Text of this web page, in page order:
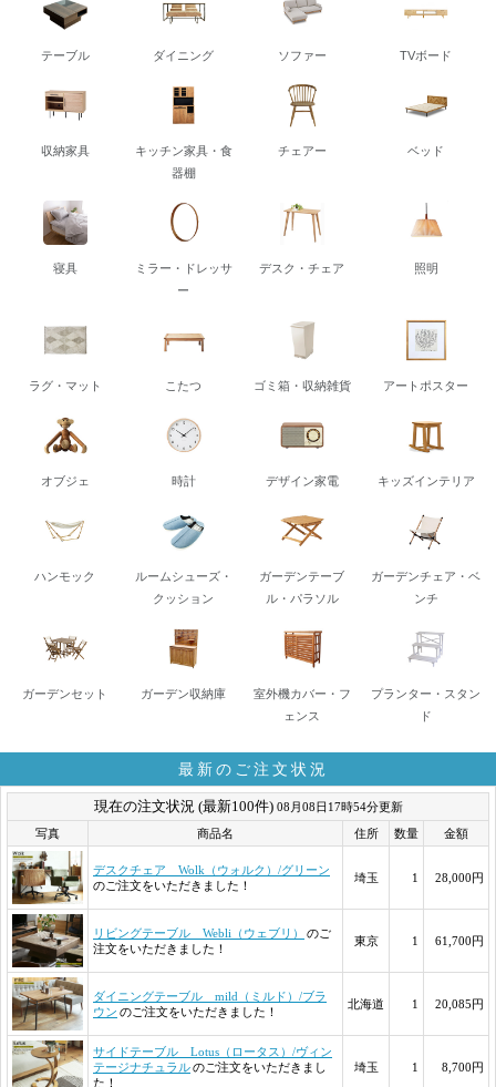
テーブル ダイニング ソファー TVボード
収納家具
キッチン家具・食
器棚
チェアー ベッド
寝具
ミラー・ドレッサ
ー
デスク・チェア 照明
ラグ・マット こたつ ゴミ箱・収納雑貨 アートポスター
オブジェ 時計 デザイン家電 キッズインテリア
ハンモック
ルームシューズ・
クッション
ガーデンテーブ
ル・パラソル
ガーデンチェア・ベ
ンチ
ガーデンセット ガーデン収納庫
室外機カバー・フ
ェンス
プランター・スタン
ド
最新のご注文状況